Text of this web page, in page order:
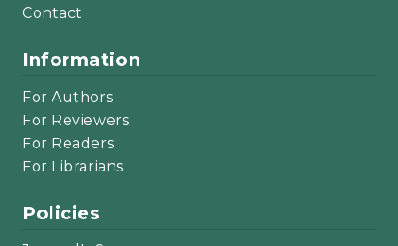
Contact
Information
For Authors
For Reviewers
For Readers
For Librarians
Policies